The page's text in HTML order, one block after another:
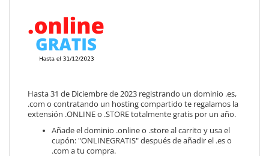
Hasta 31 de Diciembre de 2023 registrando un dominio .es,
.com o contratando un hosting compartido te regalamos la
extensión .ONLINE o .STORE totalmente gratis por un año.
Añade el dominio .online o .store al carrito y usa el
cupón: "ONLINEGRATIS" después de añadir el .es o
.com a tu compra.